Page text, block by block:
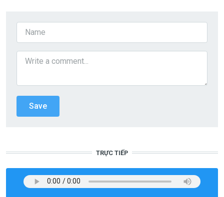
TRỰC TIẾP